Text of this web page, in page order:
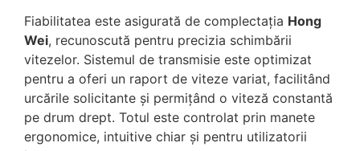
Fiabilitatea este asigurată de complectația Hong
Wei, recunoscută pentru precizia schimbării
vitezelor. Sistemul de transmisie este optimizat
pentru a oferi un raport de viteze variat, facilitând
urcările solicitante și permițând o viteză constantă
pe drum drept. Totul este controlat prin manete
ergonomice, intuitive chiar și pentru utilizatorii